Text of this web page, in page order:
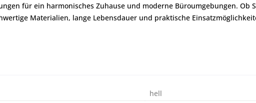
für ein harmonisches Zuhause und moderne Büroumgebungen. Ob
Materialien, lange Lebensdauer und praktische
hell